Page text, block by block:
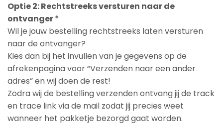
Optie 2: Rechtstreeks versturen naar de
ontvanger *
Wil je jouw bestelling rechtstreeks laten versturen
naar de ontvanger?
Kies dan bij het invullen van je gegevens op de
afrekenpagina voor “Verzenden naar een ander
adres” en wij doen de rest!
Zodra wij de bestelling verzenden ontvang jij de track
en trace link via de mail zodat jij precies weet
wanneer het pakketje bezorgd gaat worden.